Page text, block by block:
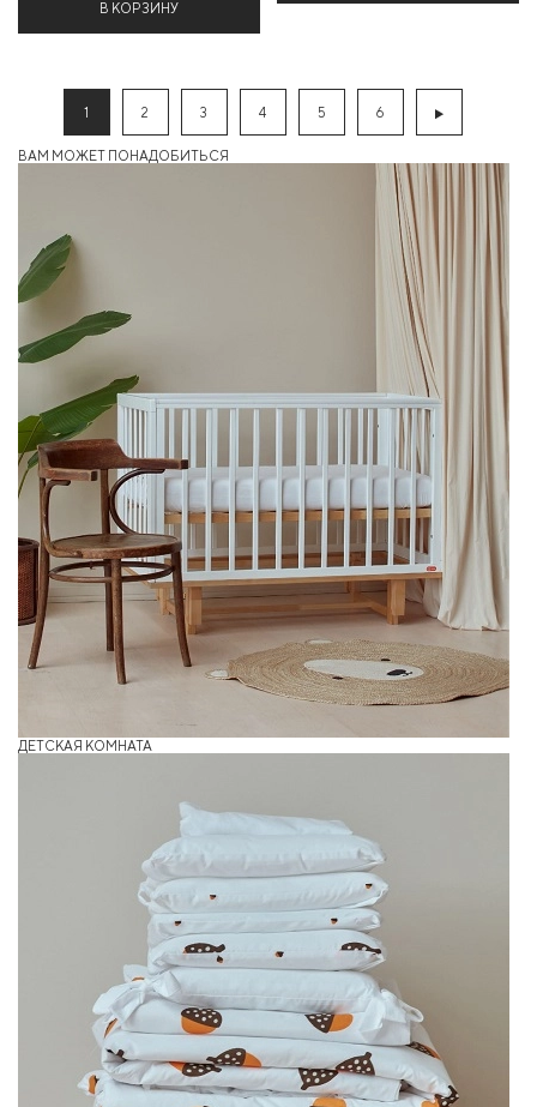
В КОРЗИНУ
1 2 3 4 5 6
ВАМ МОЖЕТ ПОНАДОБИТЬСЯ
ДЕТСКАЯ КОМНАТА